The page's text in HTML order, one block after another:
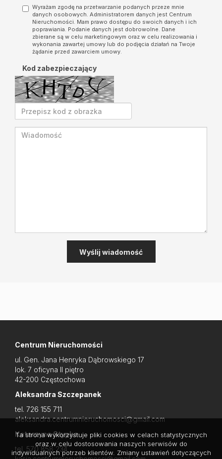
Wyrażam zgodę na przetwarzanie podanych przeze mnie
danych osobowych. Administratorem danych jest Centrum
Nieruchomości. Mam prawo dostępu do swoich danych i ich
poprawiania. Podanie danych jest dobrowolne. Dane
zbierane są w celu marketingowym oraz w celu realizowania i
wykonania zawartej umowy lub do podjęcia działań na Twoje
żądanie przed zawarciem umowy.
Kod zabezpieczający
Centrum Nieruchomości
ul. Gen. Jana Henryka Dąbrowskiego 17
lok. 7 oficyna II piętro
42-200 Częstochowa
Aleksandra Szczepanek
tel. 726 155 711
aleksandra.centrumnieruchomosci@gmail.com
Katarzyna Stypka
tel. 570 858 234
Ta strona wykorzystuje pliki cookies w celach statystycznych
oraz w celu dostosowania naszych serwisów do
indywidualnych potrzeb klientów. Zmiany ustawień dotyczących